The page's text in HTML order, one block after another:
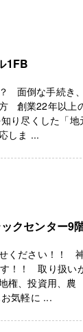
1FB
面倒な手続き
創業22年以上
り尽くした「地
しま ...
クセンター9
ください！！
す！！ 取り扱い
権、投資用、農
気軽に ...